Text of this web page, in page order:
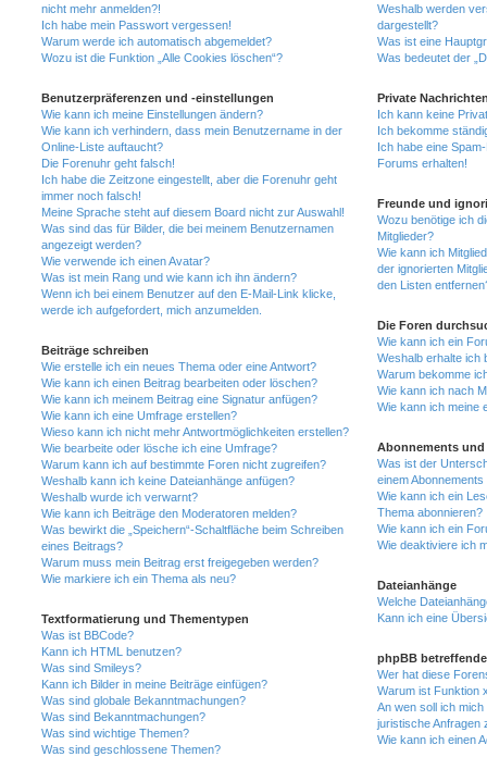
nicht mehr anmelden?!
Ich habe mein Passwort vergessen!
Warum werde ich automatisch abgemeldet?
Wozu ist die Funktion „Alle Cookies löschen“?
Benutzerpräferenzen und -einstellungen
Wie kann ich meine Einstellungen ändern?
Wie kann ich verhindern, dass mein Benutzername in der
Online-Liste auftaucht?
Die Forenuhr geht falsch!
Ich habe die Zeitzone eingestellt, aber die Forenuhr geht
immer noch falsch!
Meine Sprache steht auf diesem Board nicht zur Auswahl!
Was sind das für Bilder, die bei meinem Benutzernamen
angezeigt werden?
Wie verwende ich einen Avatar?
Was ist mein Rang und wie kann ich ihn ändern?
Wenn ich bei einem Benutzer auf den E-Mail-Link klicke,
werde ich aufgefordert, mich anzumelden.
Beiträge schreiben
Wie erstelle ich ein neues Thema oder eine Antwort?
Wie kann ich einen Beitrag bearbeiten oder löschen?
Wie kann ich meinem Beitrag eine Signatur anfügen?
Wie kann ich eine Umfrage erstellen?
Wieso kann ich nicht mehr Antwortmöglichkeiten erstellen?
Wie bearbeite oder lösche ich eine Umfrage?
Warum kann ich auf bestimmte Foren nicht zugreifen?
Weshalb kann ich keine Dateianhänge anfügen?
Weshalb wurde ich verwarnt?
Wie kann ich Beiträge den Moderatoren melden?
Was bewirkt die „Speichern“-Schaltfläche beim Schreiben
eines Beitrags?
Warum muss mein Beitrag erst freigegeben werden?
Wie markiere ich ein Thema als neu?
Textformatierung und Thementypen
Was ist BBCode?
Kann ich HTML benutzen?
Was sind Smileys?
Kann ich Bilder in meine Beiträge einfügen?
Was sind globale Bekanntmachungen?
Was sind Bekanntmachungen?
Was sind wichtige Themen?
Was sind geschlossene Themen?
Weshalb werden
dargestellt?
Was ist eine
Was bedeutet der
Private
Ich kann keine
Ich bekomme
Ich habe eine
Forums erhalten!
Freunde und
Wozu benötige ich
Mitglieder?
Wie kann ich
der ignorierten
den Listen
Die Foren
Wie kann ich ein
Weshalb erhalte ich
Warum bekomme
Wie kann ich nach
Wie kann ich meine
Abonnements und
Was ist der
einem
Wie kann ich ein
Thema abonnieren?
Wie kann ich ein
Wie deaktiviere ich
Dateianhänge
Welche
Kann ich eine
phpBB
Wer hat diese
Warum ist Funktion
An wen soll ich
juristische Anfragen
Wie kann ich einen